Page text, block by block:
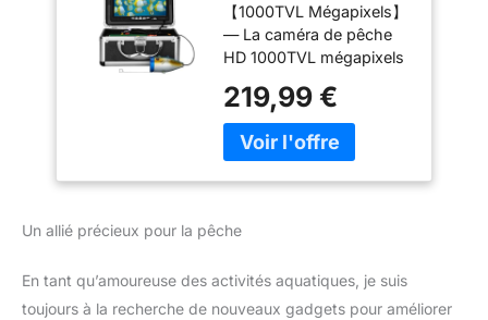
Appareil Photo Fish
Finder 1000TVL
Caméra étanche
Câble 15m pour
Pêche sur Glace, en
lac et en Bateau
(30M with DVR)
【1000TVL Mégapixels】
— La caméra de pêche
HD 1000TVL mégapixels
images, longueur de
câble d'extension de
caméra disponible de 15
en forme de poisson à
d'aluminium étanche,
câble résistant au froid, à
219,99 €
Un allié précieux pour la pêche
En tant qu’amoureuse des activités aquatiques, je suis
toujours à la recherche de nouveaux gadgets pour améliorer